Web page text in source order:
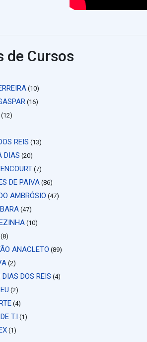
de Cursos
(10)
(16)
REIS (13)
DIAS (20)
(7)
DE PAIVA(86)
AMBRÓSIO (47)
(47)
(10)
(8)
ANACLETO (89)
(2)
DOS REIS (4)
(2)
(4)
T.I (1)
(1)